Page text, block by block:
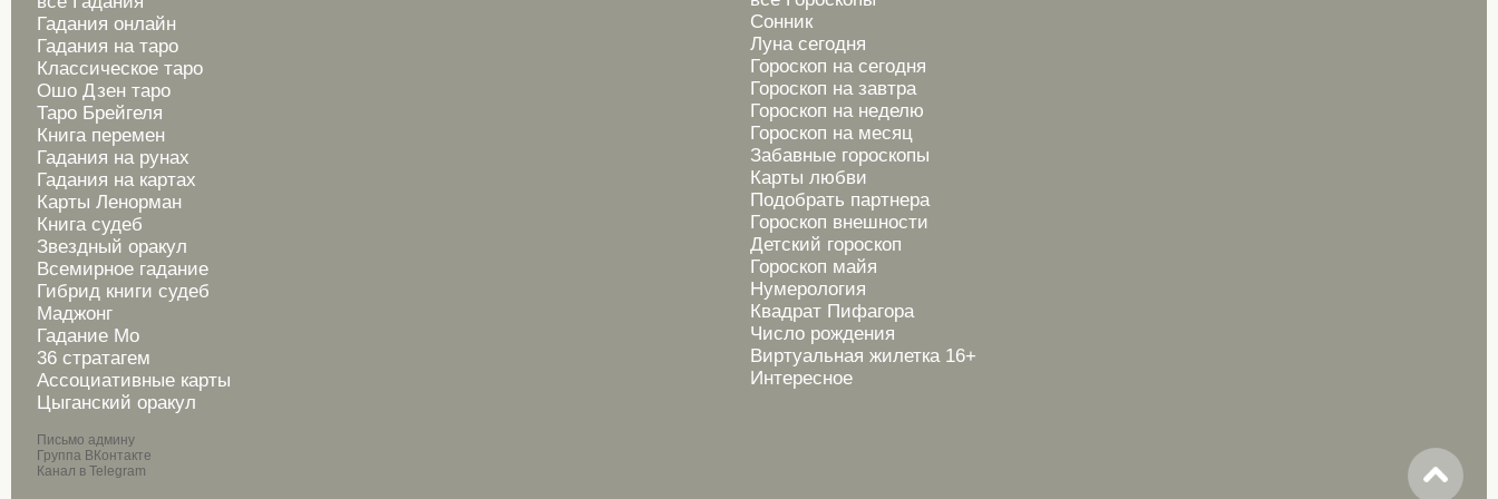
Гадания онлайн
Гадания на таро
Классическое таро
Ошо Дзен таро
Таро Брейгеля
Книга перемен
Гадания на рунах
Гадания на картах
Карты Ленорман
Книга судеб
Звездный оракул
Всемирное гадание
Гибрид книги судеб
Маджонг
Гадание Мо
36 стратагем
Ассоциативные карты
Цыганский оракул
Письмо админу
Группа ВКонтакте
Канал в Telegram
Сонник
Луна сегодня
Гороскоп на сегодня
Гороскоп на завтра
Гороскоп на неделю
Гороскоп на месяц
Забавные гороскопы
Карты любви
Подобрать партнера
Гороскоп внешности
Детский гороскоп
Гороскоп майя
Нумерология
Квадрат Пифагора
Число рождения
Виртуальная жилетка 16+
Интересное